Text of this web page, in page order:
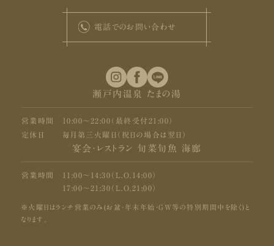
電話でのお問い合わせ
瀬戸内温泉 たまの湯
営業時間
10:00〜22:00（最終受付21:00）
定休日
毎月第三火曜日（祝日の場合は翌日）
宴会・レストラン 旬菜旬魚 海廊
営業時間
11:00〜14:30（L.O.14:00）
17:00〜21:30（L.O.21:00）
※火曜日はランチ営業のみ(お盆・年末年始・GW等の特別期間中を除く)と
なります。